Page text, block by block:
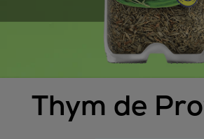
Thym de